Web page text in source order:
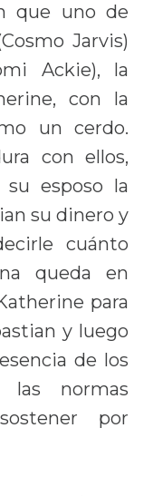
que uno de
Jarvis)
Ackie), la
con la
un cerdo.
con ellos,
esposo la
su dinero y
cuánto
queda en
para
y luego
de los
normas
por